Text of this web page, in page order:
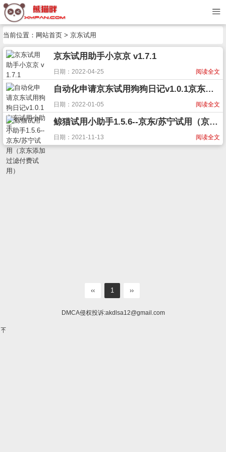
当前位置： 网站首页 > 京东试用
京东试用助手小京京 v1.7.1
阅读全文
日期：2022-04-25
自动化申请京东试用狗狗日记v1.0.1京东试用小助手
阅读全文
日期：2022-01-05
鲸猫试用小助手1.5.6--京东/苏宁试用（京东添加过滤付费试用）
阅读全文
日期：2021-11-13
‹‹ 1 ››
DMCA侵权投诉:akdlsa12@gmail.com